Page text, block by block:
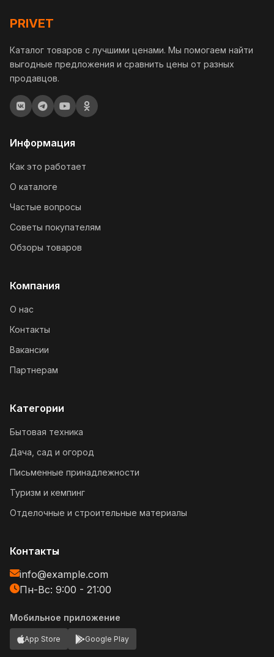
PRIVET
Каталог товаров с лучшими ценами. Мы помогаем найти
выгодные предложения и сравнить цены от разных
продавцов.
Информация
Как это работает
О каталоге
Частые вопросы
Советы покупателям
Обзоры товаров
Компания
О нас
Контакты
Вакансии
Партнерам
Категории
Бытовая техника
Дача, сад и огород
Письменные принадлежности
Туризм и кемпинг
Отделочные и строительные материалы
Контакты
info@example.com
Пн-Вс: 9:00 - 21:00
Мобильное приложение
App Store Google Play